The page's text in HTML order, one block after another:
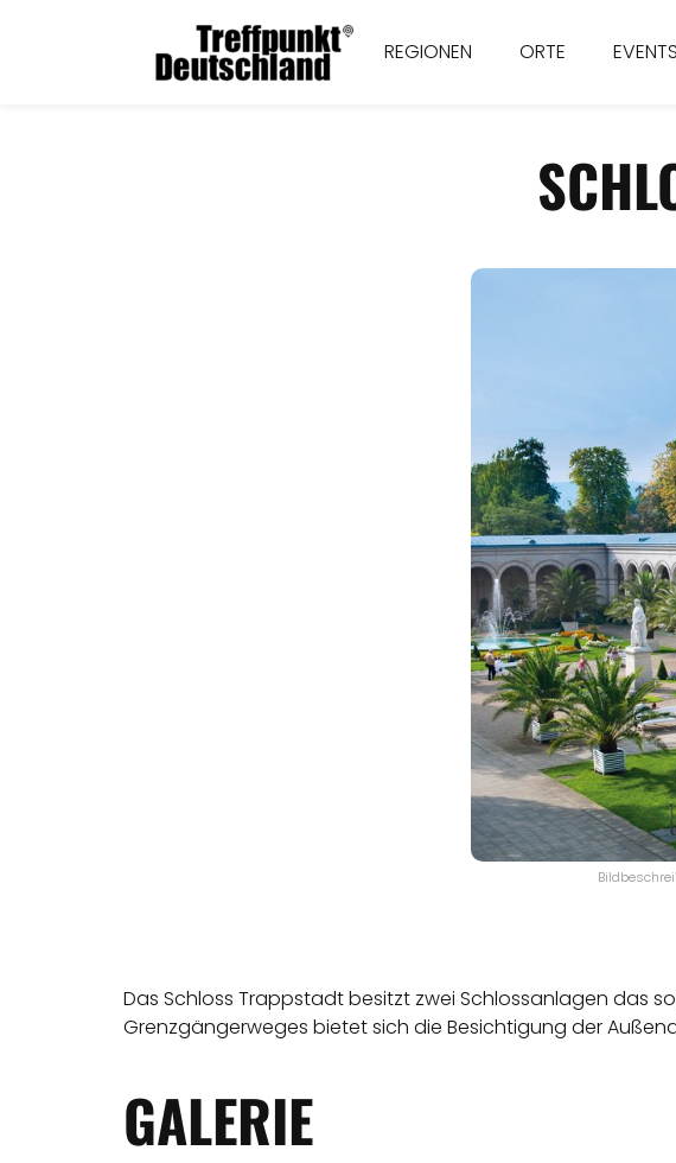
REGIONEN ORTE EVENTS
Das Schloss Trappstadt besitzt zwei Schlossanlagen das
Grenzgängerweges bietet sich die Besichtigung der
GALERIE